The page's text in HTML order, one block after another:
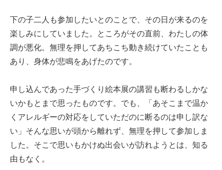
下の子二人も参加したいとのことで、その日が来るのを
楽しみにしていました。ところがその直前、わたしの体
調が悪化。無理を押してあちこち動き続けていたことも
あり、身体が悲鳴をあげたのです。
申し込んであった手づくり絵本展の講習も断わるしかな
いかもとまで思ったものです。でも、「あそこまで温か
くアレルギーの対応をしていただのに断るのは申し訳な
い」そんな思いが頭から離れず、無理を押して参加しま
した。そこで思いもかけぬ出会いが訪れようとは、知る
由もなく。